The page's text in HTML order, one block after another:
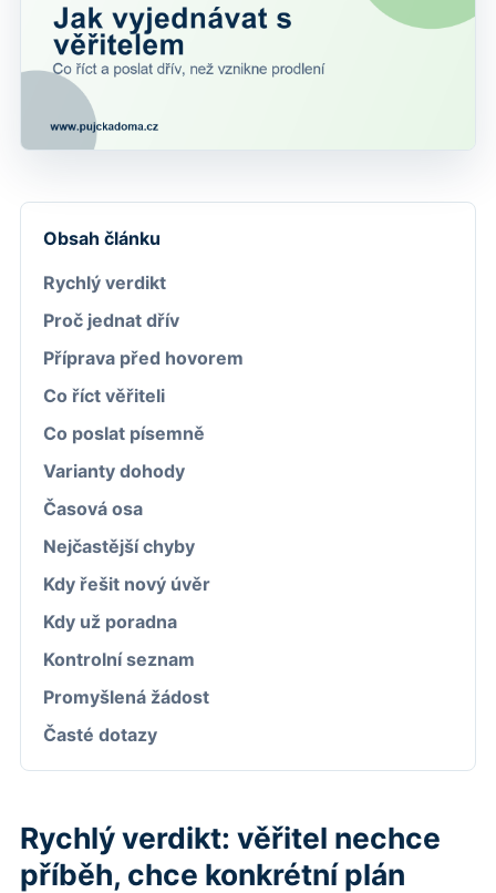
Obsah článku
Rychlý verdikt
Proč jednat dřív
Příprava před hovorem
Co říct věřiteli
Co poslat písemně
Varianty dohody
Časová osa
Nejčastější chyby
Kdy řešit nový úvěr
Kdy už poradna
Kontrolní seznam
Promyšlená žádost
Časté dotazy
Rychlý verdikt: věřitel nechce
příběh, chce konkrétní plán